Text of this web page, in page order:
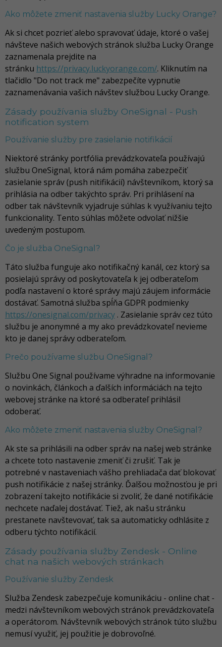
Ako môžete zmeniť nastavenia služby Lucky Orange?
Ak si chcet pozrieť alebo spravovať údaje, ktoré o vašej
návšteve našich webových stránok služba Lucky Orange
zaznamenala prejdite na
stránku https://privacy.luckyorange.com/. Kliknutím na
tlačidlo "Do not track me" zabezpečíte vypnutie
zaznamenávania vašich návštev službou Lucky Orange.
Zásady používania služby OneSignal - Push
notification system
Používanie služby pre zasielanie notifikácií
Niektoré stránky portfólia prevádzkovateľa používajú
službu OneSignal, ktorá nám pomáha zabezpečiť
zasielanie správ (push nitifikácií) návštevníkom, ktorý sa
prihlásia na odber takýchto správ. Pri prihlásení na
odber tak návštevník vyjadruje súhlas k využívaniu tejto
funkcionality. Tento súhlas môžete odvolať nižšie
uvedeným postupom.
Čo je služba OneSignal?
Táto služba funguje ako notifikačný kanál, cez ktorý sa
posielajú správy od poskytovateľa k jej odberateľom
podľa nastavení o ktoré správy majú záujem informácie
dostávať. Samotná služba spĺňa GDPR podmienky
https://onesignal.com/privacy . Zasielanie správ cez túto
službu je anonymné a my ako prevádzkovateľ nevieme
kto je danej správy odberateľom.
Prečo používame službu OneSignal?
Službu One Signal používame výhradne na informovanie
o novinkách, článkoch a ďalších informáciách na tejto
webovej stránke na ktoré sa odberateľ prihlásil
odoberať.
Ako môžete zmeniť nastavenia služby OneSignal?
Ak ste sa prihlásili na odber správ na našej web stránke
a chcete toto nastavenie zmeniť či zrušiť. Tak je
potrebné v nastaveniach vášho prehliadača dať blokovať
push notifikácie z našej stránky. Ďalšou možnosťou je pri
zobrazení takejto notifikácie si zvoliť, že dané notifikácie
nechcete naďalej dostávať. Tiež, ak našu stránku
prestanete navštevovať, tak sa automaticky odhlásite z
odberu týchto notifikácií.
Zásady používania služby Zendesk - Online
chat na našich webových stránkach
Používanie služby Zendesk
Služba Zendesk zabezpečuje komunikáciu - online chat -
medzi návštevníkom webových stránok prevádzkovateľa
a operátorom. Návštevník webových stránok túto službu
nemusí využiť, jej použitie je dobrovoľné.